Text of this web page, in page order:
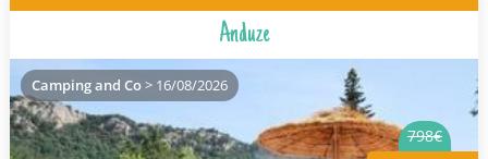
Anduze
798€
Camping and Co> 16/08/2026